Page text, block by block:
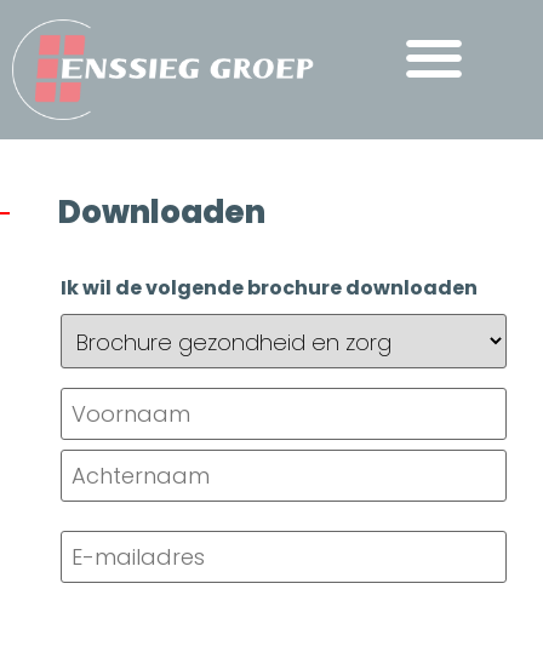
Downloaden
Ik wil de volgende brochure downloaden
Naam
(Vereist)
E-
mailadres
(Vereist)